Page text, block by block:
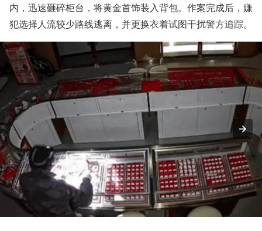
内，迅速砸碎柜台，将黄金首饰装入背包。作案完成后，嫌
犯选择人流较少路线逃离，并更换衣着试图干扰警方追踪。